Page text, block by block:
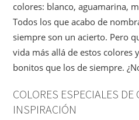
colores: blanco, aguamarina,
Todos los que acabo de
siempre son un acierto. Pero
vida más allá de estos colores
bonitos que los de siempre.
COLORES ESPECIALES
INSPIRACIÓN